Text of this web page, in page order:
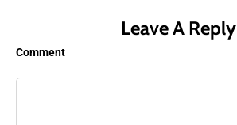
Leave A Reply
Comment